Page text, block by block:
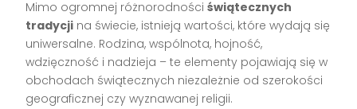
Mimo ogromnej różnorodnościświątecznych
tradycji na świecie, istnieją wartości, które wydają się
uniwersalne. Rodzina, wspólnota, hojność,
wdzięczność i nadzieja – te elementy pojawiają się w
obchodach świątecznych niezależnie od szerokości
geograficznej czy wyznawanej religii.